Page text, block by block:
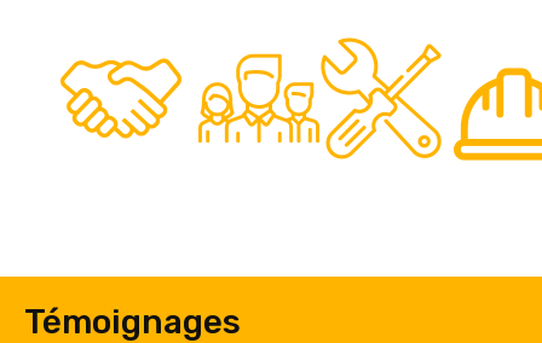
48
0
50
Experts
Témoignages